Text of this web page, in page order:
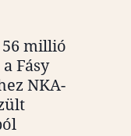
millió
Fásy
NKA-